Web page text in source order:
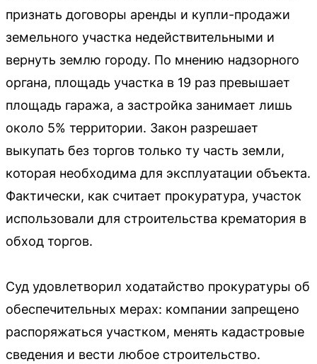
признать договоры аренды и купли-продажи
земельного участка недействительными и
вернуть землю городу. По мнению надзорного
органа, площадь участка в 19 раз превышает
площадь гаража, а застройка занимает лишь
около 5% территории. Закон разрешает
выкупать без торгов только ту часть земли,
которая необходима для эксплуатации объекта.
Фактически, как считает прокуратура, участок
использовали для строительства крематория в
обход торгов.
Суд удовлетворил ходатайство прокуратуры об
обеспечительных мерах: компании запрещено
распоряжаться участком, менять кадастровые
сведения и вести любое строительство.